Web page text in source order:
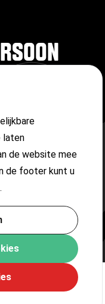
laten
de website mee
de footer kunt u
of